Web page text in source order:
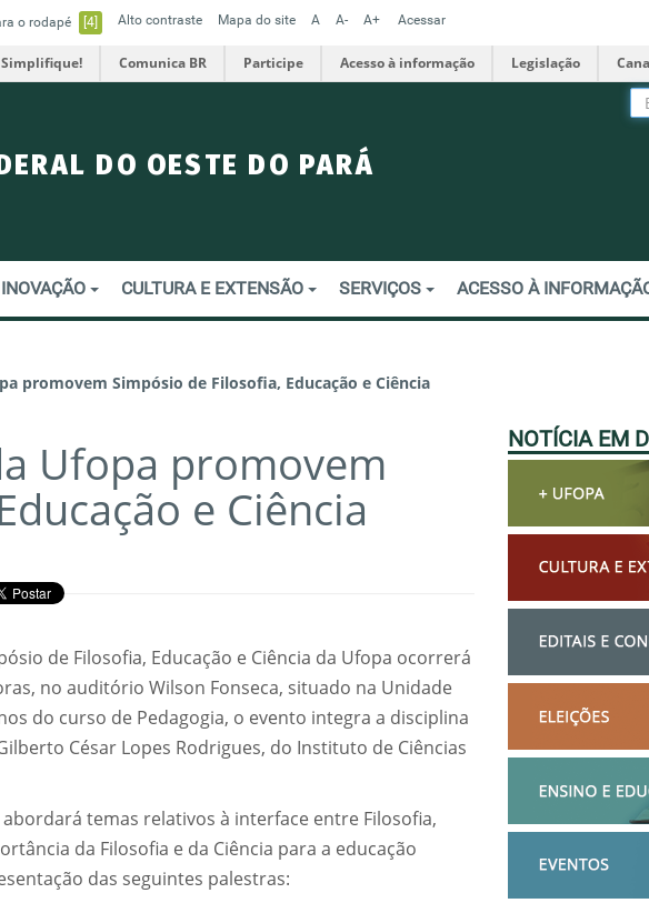
o rodapé [4] Alto contraste Mapa do site A A- A+ Acessar
Simplifique! Comunica BR Participe Acesso à informação Legislação
DO OESTE DO PARÁ
CULTURA E EXTENSÃO SERVIÇOS ACESSO À
promovem Simpósio de Filosofia, Educação e Ciência
Ufopa promovem
e Ciência
de Filosofia, Educação e Ciência da Ufopa ocorrerá
no auditório Wilson Fonseca, situado na Unidade
do curso de Pedagogia, o evento integra a disciplina
César Lopes Rodrigues, do Instituto de Ciências
temas relativos à interface entre Filosofia,
da Filosofia e da Ciência para a educação
das seguintes palestras:
NOTÍCIA EM